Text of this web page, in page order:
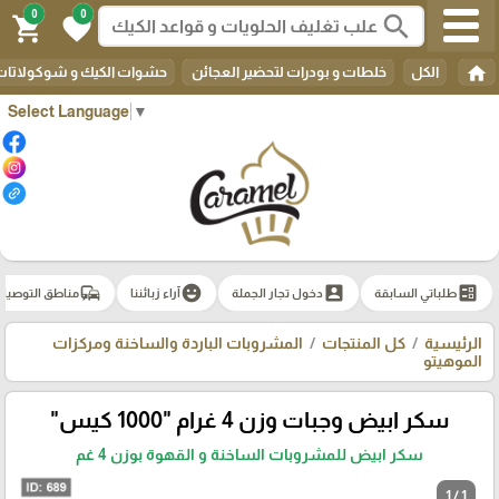
Select Language ▼
search
0
favorite
0
shopping_cart
home الكل خلطات و بودرات لتحضير العجائن حشوات الكيك و
ballotطلباتي السابقة account_box دخول تجار الجملة emoji_emotionsآراء زبائننا commuteمناطق
الرئيسية كل المنتجات
المشروبات الباردة والساخنة ومركزات
الموهيتو
سكر ابيض وجبات وزن 4 غرام "1000 كيس"
سكر ابيض للمشروبات الساخنة و القهوة بوزن 4 غم
1 / 1